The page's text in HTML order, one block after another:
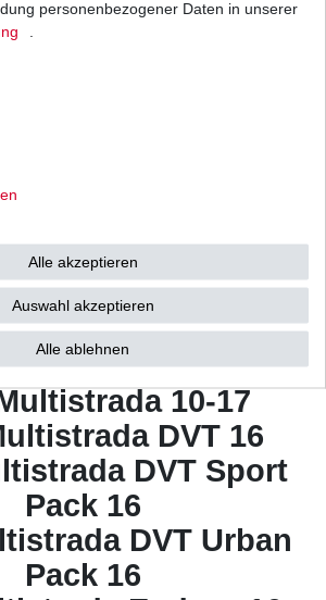
Diavel 11-17
Diavel AMG 12
Carbon 11-17
Cromo 12-14
Dark 13-14
Strada 13-15
Monster 14-18
S 14-18
S Stripe 16-17
R 16-17
10-17
DVT 16
DVT Sport
Pack 16
DVT Urban
Pack 16
personenbezogener Daten in unserer
Alle akzeptieren
Auswahl akzeptieren
Alle ablehnen